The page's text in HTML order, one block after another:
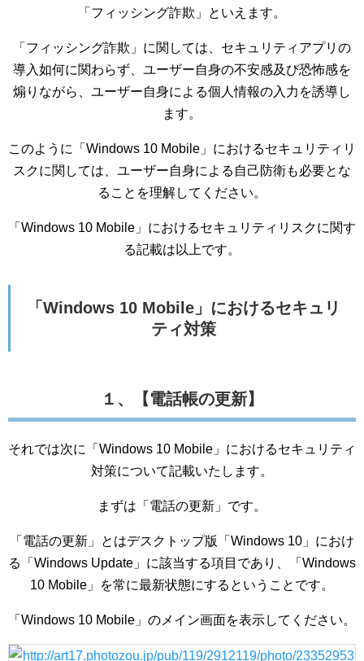
「フィッシング詐欺」といえます。
「フィッシング詐欺」に関しては、セキュリティアプリの
導入如何に関わらず、ユーザー自身の不安感及び恐怖感を
煽りながら、ユーザー自身による個人情報の入力を誘導し
ます。
このように「Windows 10 Mobile」におけるセキュリティリ
スクに関しては、ユーザー自身による自己防衛も必要とな
ることを理解してください。
「Windows 10 Mobile」におけるセキュリティリスクに関す
る記載は以上です。
「Windows 10 Mobile」におけるセキュリ
ティ対策
１、【電話帳の更新】
それでは次に「Windows 10 Mobile」におけるセキュリティ
対策について記載いたします。
まずは「電話の更新」です。
「電話の更新」とはデスクトップ版「Windows 10」におけ
る「Windows Update」に該当する項目であり、「Windows
10 Mobile」を常に最新状態にするということです。
「Windows 10 Mobile」のメイン画面を表示してください。